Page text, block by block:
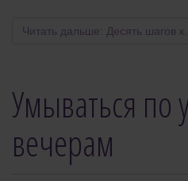
Читать дальше: Десять шагов к...
Умываться по
вечерам